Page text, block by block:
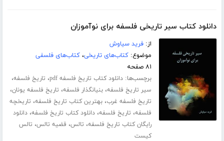
دانلود کتاب سیر تاریخی فلسفه برای نوآموزان
از:فرید سیاوش
موضوع:کتاب‌های تاریخی،کتاب‌های فلسفی
۸۱ صفحه
برچسب‌ها:دانلود کتاب تاریخ فلسفه pdf ، تاریخ فلسفه،
سیر تاریخ فلسفه،بنیانگذار فلسفه، تاریخ فلسفه یونان،
تاریخ فلسفه غرب،بهترین کتاب تاریخ فلسفه، تاریخچه
فلسفه، تاریخ فلسفه،دانلود کتاب تاریخ فلسفه،دانلود
رایگان کتاب تاریخ فلسفه، تالس، قضیه تالس، تالس
کیست